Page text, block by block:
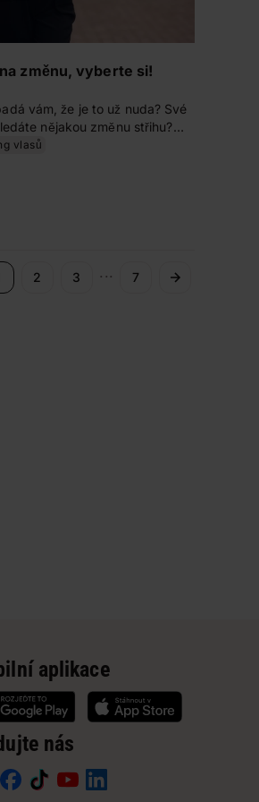
změnu, vyberte si!
vám, že je to už nuda? Své
nějakou změnu střihu?
vzdát délky svých vlasů,
vlasů
2 3 ... 7
aplikace
nás